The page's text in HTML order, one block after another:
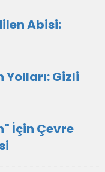
Abisi:
Gizli
İçin Çevre